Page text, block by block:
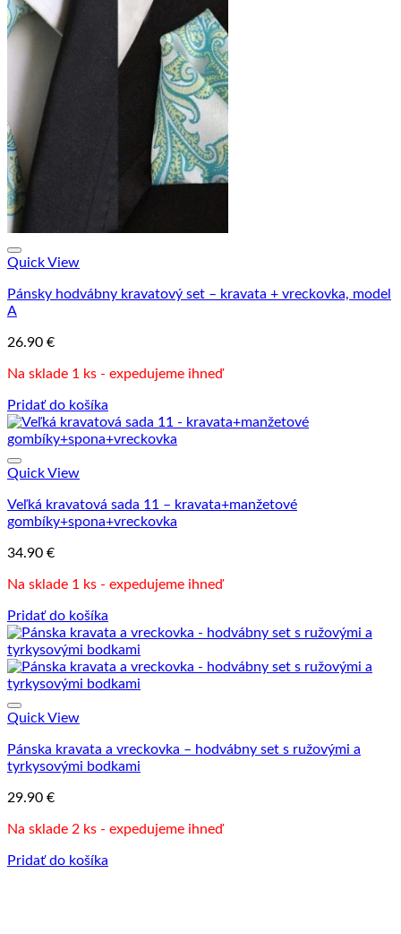
Quick View
Pánsky hodvábny kravatový set – kravata + vreckovka, model
A
26.90 €
Na sklade 1 ks - expedujeme ihneď
Pridať do košíka
Quick View
Veľká kravatová sada 11 – kravata+manžetové
gombíky+spona+vreckovka
34.90 €
Na sklade 1 ks - expedujeme ihneď
Pridať do košíka
Quick View
Pánska kravata a vreckovka – hodvábny set s ružovými a
tyrkysovými bodkami
29.90 €
Na sklade 2 ks - expedujeme ihneď
Pridať do košíka